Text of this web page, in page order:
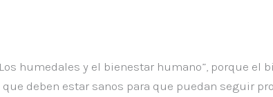
humedales y el bienestar humano”, porque el
deben estar sanos para que puedan seguir